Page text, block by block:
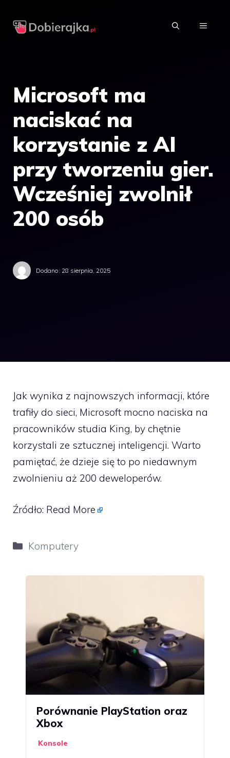
MENU
Microsoft ma
naciskać na
korzystanie z AI
przy tworzeniu gier.
Wcześniej zwolnił
200 osób
Dodano: 28 sierpnia, 2025
Jak wynika z najnowszych informacji, które
trafiły do sieci, Microsoft mocno naciska na
pracowników studia King, by chętnie
korzystali ze sztucznej inteligencji. Warto
pamiętać, że dzieje się to po niedawnym
zwolnieniu aż 200 deweloperów.
Źródło: Read More
Kategorie
Komputery
Porównanie PlayStation oraz
Xbox
Konsole